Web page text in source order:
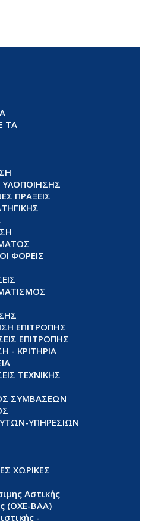
ΤΑ
ΠΡΑΞΕΙΣ
ΦΟΡΕΙΣ
ΕΠΙΤΡΟΠΗΣ
ΕΠΙΤΡΟΠΗΣ
- ΚΡΙΤΗΡΙΑ
ΤΕΧΝΙΚΗΣ
ΣΥΜΒΑΣΕΩΝ
ΥΠΗΡΕΣΙΩΝ
ΧΩΡΙΚΕΣ
Αστικής
(ΟΧΕ-ΒΑΑ)
-